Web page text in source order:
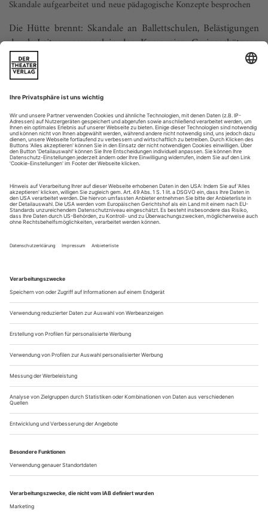
Skandale aufgearbeitet und neue pädagogische Konzepte besprochen
Die Hütte brennt: Skandale an Ballettschulen, Belästigungen
durch Leitungspersonal in den Kompanien, Geringschätzung
von Tänzern, Mobbing, Bodyshaming, MeToo, Blackfacing –
das Ballett gibt derzeit in der Öffentlichkeit ein Bild des
nur so um die Ohren, kulminierend in der Frage, ob man das
alles überhaupt...
Tanzschulen 2/23
Deutschland
Bad Soden
Ballettschule Ulrike Niederreiter
Dipl. Ballettpädag. Ballett/Jazz/Modern/Charakter/tänzerische
Ballettmärchen
6196-22849
www.ballett-badsoden.de
Bamberg
Tanzwerkstatt
Stätte für Zeitgenössischen Tanz. Nürnberger Straße 108 k,
D-96050...
Ausstellungen 2/23
EINLADUNG ZUM TANZ
1957 wurde das Tanzarchiv Leipzig als einzige derartige
Einrichtung der DDR von Kurt Petermann gegründet,
ursprünglich mit dem Ziel, die Volkstanzpraxis zu erforschen
und zu dokumentieren. 1975 wurde die renommierte
Institution, die auch zahlreiche Videodokumente aufbewahrt,
zur Außenstelle der Berliner Akademie der Künste – der
Standort blieb in...